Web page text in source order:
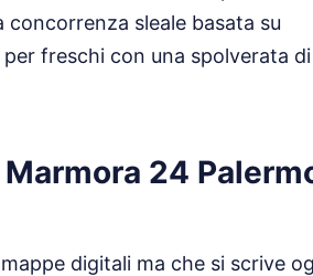
sleale basata su
freschi con una spolverata di
24
digitali ma che si scrive